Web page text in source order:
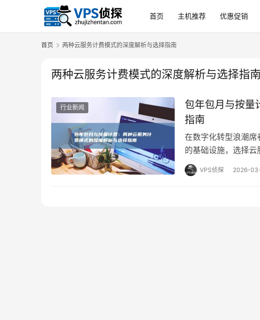
首页 主机推荐 优惠促销
首页 两种云服务计费模式的深度解析与选择指南
两种云服务计费模式的深度解析与选择指南
行业新闻
包年包月与按量
指南
在数字化转型浪潮
的基础设施，选择
的关键一环，它直接
前，主流的云服务计
VPS侦探 2026-